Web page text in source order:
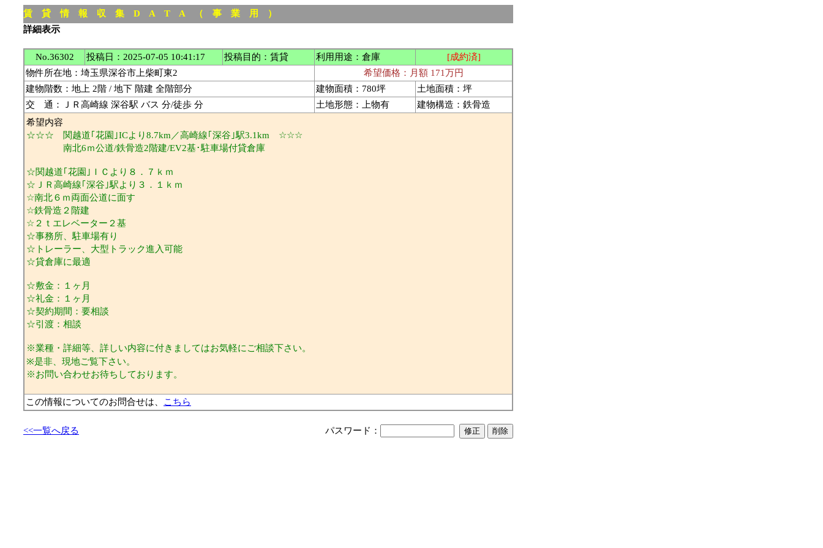
賃 貸 情 報 収 集 D A T A （ 事 業 用 ）
詳細表示
No.36302 投稿日：2025-07-05 10:41:17 投稿目的：賃貸 利用用途：倉庫
[成約済]
物件所在地：埼玉県深谷市上柴町東2
希望価格：月額 171万円
建物階数：地上 2階 / 地下 階建 全階部分
建物面積：780坪
土地面積：坪
交 通：ＪＲ高崎線 深谷駅 バス 分/徒歩 分
土地形態：上物有
建物構造：鉄骨造
希望内容
☆☆☆ 関越道｢花園｣ICより8.7km／高崎線｢深谷｣駅3.1km ☆☆☆
南北6ｍ公道/鉄骨造2階建/EV2基･駐車場付貸倉庫
☆関越道｢花園｣ＩＣより８．７ｋｍ
☆ＪＲ高崎線｢深谷｣駅より３．１ｋｍ
☆南北６ｍ両面公道に面す
☆鉄骨造２階建
☆２ｔエレベーター２基
☆事務所、駐車場有り
☆トレーラー、大型トラック進入可能
☆貸倉庫に最適
☆敷金：１ヶ月
☆礼金：１ヶ月
☆契約期間：要相談
☆引渡：相談
※業種・詳細等、詳しい内容に付きましてはお気軽にご相談下さい。
※是非、現地ご覧下さい。
※お問い合わせお待ちしております。
この情報についてのお問合せは、 こちら
<<一覧へ戻る パスワード：